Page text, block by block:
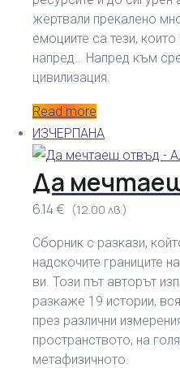
жертвали прекалено
емоциите са тези,
напред… Напред към
цивилизация.
Read more
ИЗЧЕРПАНА
Да
6.14 € (12.00 лв.)
Сборник с разкази,
надскочите границите
ви. Този път авторът
разкаже 19 истории,
през различни
пространството, на
метафизичното.